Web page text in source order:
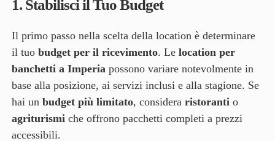
1. Stabilisci il Tuo Budget
Il primo passo nella scelta della location è determinare
il tuo budget per il ricevimento. Le location per
banchetti a Imperiapossono variare notevolmente in
base alla posizione, ai servizi inclusi e alla stagione. Se
hai un budget più limitato, considera ristorantio
agriturismiche offrono pacchetti completi a prezzi
accessibili.